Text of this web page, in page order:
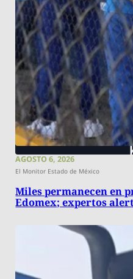
AGOSTO 6, 2026
El Monitor Estado de México
Miles permanecen en
Edomex; expertos